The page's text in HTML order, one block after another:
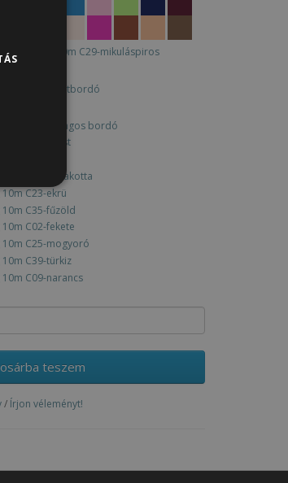
teszem
/ Írjon véleményt!